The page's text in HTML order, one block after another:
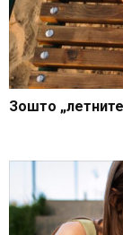
Зошто